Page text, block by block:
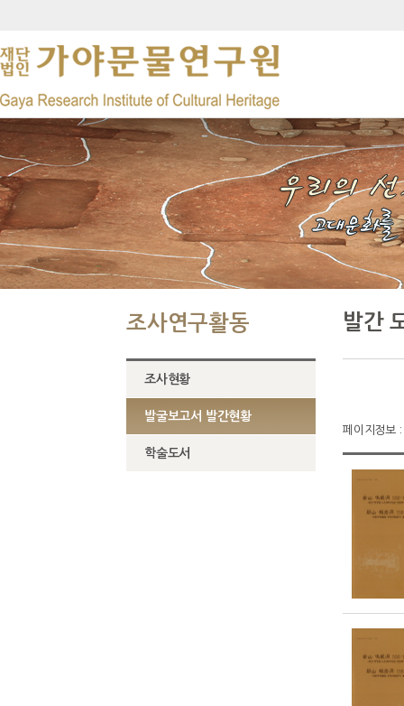
조사연구활동
조사현황
발굴보고서 발간현황
학술도서
발간
페이지정보